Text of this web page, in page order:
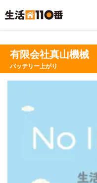
有限会社真山機械
バッテリー上がり